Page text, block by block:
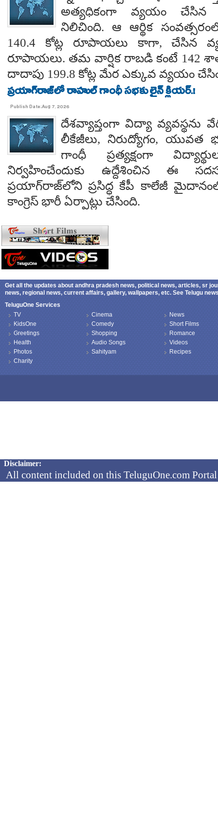
అత్యధికంగా వ్యయం చేసిన
నిలిచింది. ఆ ఆర్థిక
140.4 కోట్ల రూపాయలు కాగా, చేసిన
రూపాయలు. తమ వార్షిక రాబడి కంటే 142
దాదాపు 199.8 కోట్ల మేర ఎక్కువ వ్యయం
ప్రయాగ్‌రాజ్‌లో రాహుల్ గాంధీ సభకు లైన్ క్లియర్.!
Publish Date:Aug 7, 2026
దేశవ్యాప్తంగా విద్యా వ్యవస్థను
లీకేజీలు, నిరుద్యోగం, యువత
గాంధీ ప్రత్యక్షంగా
నిర్వహించేందుకు ఉద్దేశించిన ఈ
ప్రయాగ్‌రాజ్‌లోని ప్రసిద్ధ కేపీ కాలేజీ మైదానంలో
కాంగ్రెస్ భారీ ఏర్పాట్లు చేసింది.
Get all the updates about andhra pradesh news, political news, articles, sr
news, regional news, current affairs, gallery, wallpapers, etc. See Telugu
TeluguOne Services
TV
KidsOne
Greetings
Health
Photos
Charity
Cinema
Comedy
Shopping
Audio Songs
Sahityam
News
Short Films
Romance
Videos
Recipes
Disclaimer:
All content included on this TeluguOne.com